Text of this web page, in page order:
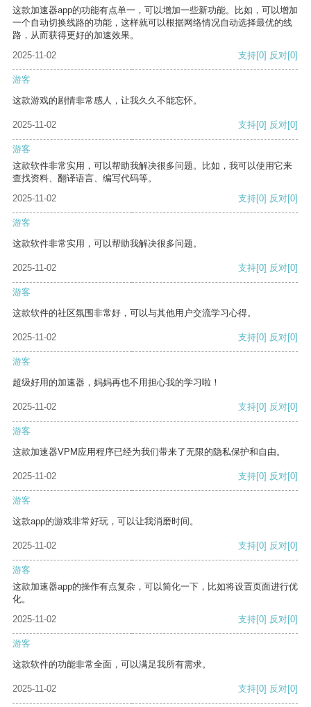
这款加速器app的功能有点单一，可以增加一些新功能。比如，可以增加
一个自动切换线路的功能，这样就可以根据网络情况自动选择最优的线
路，从而获得更好的加速效果。
2025-11-02
支持[0] 反对[0]
游客
这款游戏的剧情非常感人，让我久久不能忘怀。
2025-11-02 支持[0] 反对[0]
游客
这款软件非常实用，可以帮助我解决很多问题。比如，我可以使用它来
查找资料、翻译语言、编写代码等。
2025-11-02
支持[0] 反对[0]
游客
这款软件非常实用，可以帮助我解决很多问题。
2025-11-02 支持[0] 反对[0]
游客
这款软件的社区氛围非常好，可以与其他用户交流学习心得。
2025-11-02 支持[0] 反对[0]
游客
超级好用的加速器，妈妈再也不用担心我的学习啦！
2025-11-02 支持[0] 反对[0]
游客
这款加速器VPM应用程序已经为我们带来了无限的隐私保护和自由。
2025-11-02 支持[0] 反对[0]
游客
这款app的游戏非常好玩，可以让我消磨时间。
2025-11-02 支持[0] 反对[0]
游客
这款加速器app的操作有点复杂，可以简化一下，比如将设置页面进行优
化。
2025-11-02
支持[0] 反对[0]
游客
这款软件的功能非常全面，可以满足我所有需求。
2025-11-02 支持[0] 反对[0]